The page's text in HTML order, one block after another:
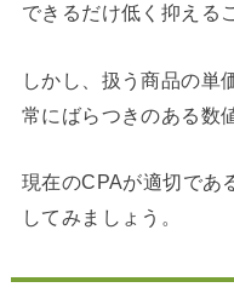
できるだけ低く抑える
しかし、扱う商品の単
常にばらつきのある数
現在のCPAが適切であ
してみましょう。